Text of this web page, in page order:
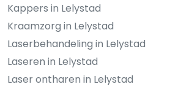
Kappers in Lelystad
Kraamzorg in Lelystad
Laserbehandeling in Lelystad
Laseren in Lelystad
Laser ontharen in Lelystad